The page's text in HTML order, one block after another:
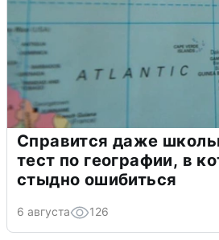
Справится даже
тест по географии, в
стыдно ошибиться
6 августа 126